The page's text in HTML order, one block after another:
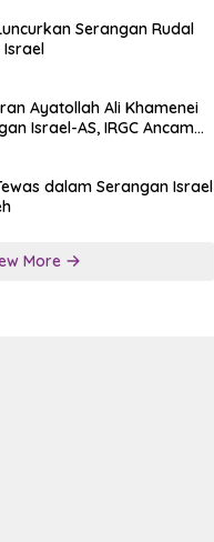
Serangan Rudal
Israel
Ayatollah Ali Khamenei
Israel-AS, IRGC Ancam
dalam Serangan Israel
More